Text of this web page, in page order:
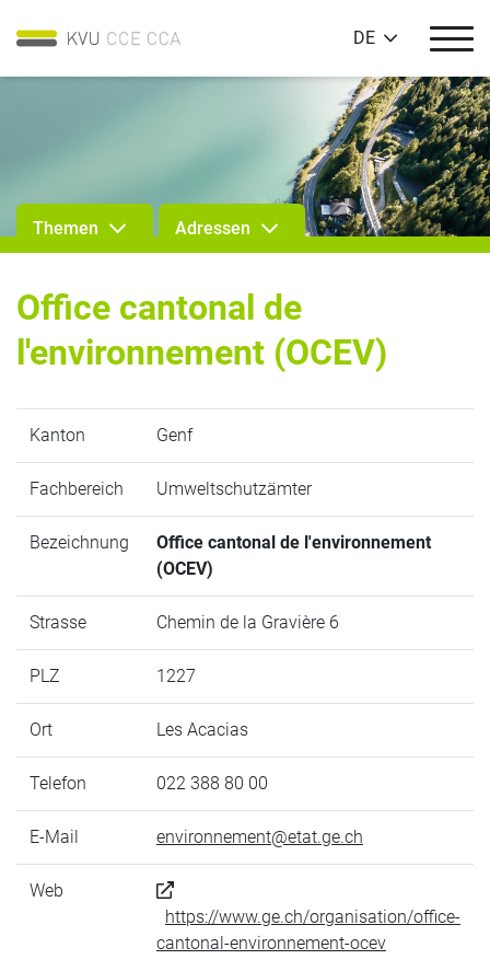
DE
Themen Adressen
Office cantonal de
l'environnement (OCEV)
Kanton Genf
Fachbereich Umweltschutzämter
Bezeichnung
Office cantonal de l'environnement
(OCEV)
Strasse Chemin de la Gravière 6
PLZ 1227
Ort Les Acacias
Telefon 022 388 80 00
E-Mail environnement@etat.ge.ch
Web
https://www.ge.ch/organisation/office-
cantonal-environnement-ocev